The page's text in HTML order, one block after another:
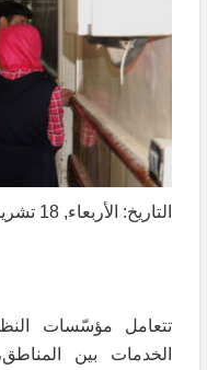
التاريخ: الأربعاء, 18 تشرين 2 2020
تتعامل مؤسّسات
الخدمات بين